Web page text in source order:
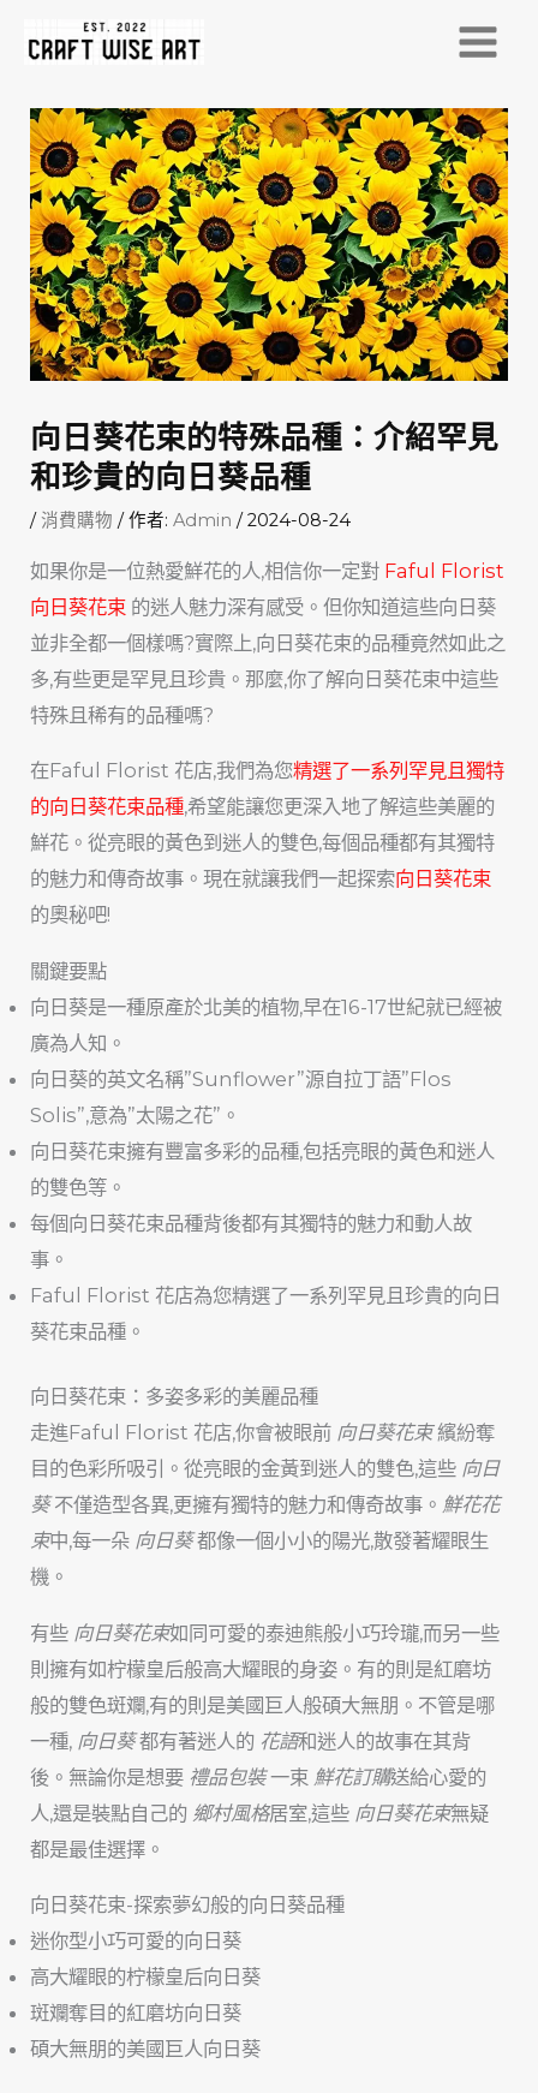
向日葵花束的特殊品種：介紹罕見
和珍貴的向日葵品種
/消費購物 / 作者:Admin/2024-08-24
如果你是一位熱愛鮮花的人,相信你一定對 Faful Florist
向日葵花束 的迷人魅力深有感受。但你知道這些向日葵
並非全都一個樣嗎?實際上,向日葵花束的品種竟然如此之
多,有些更是罕見且珍貴。那麼,你了解向日葵花束中這些
特殊且稀有的品種嗎?
在Faful Florist 花店,我們為您精選了一系列罕見且獨特
的向日葵花束品種,希望能讓您更深入地了解這些美麗的
鮮花。從亮眼的黃色到迷人的雙色,每個品種都有其獨特
的魅力和傳奇故事。現在就讓我們一起探索向日葵花束
的奧秘吧!
關鍵要點
向日葵是一種原產於北美的植物,早在16-17世紀就已經被
廣為人知。
向日葵的英文名稱”Sunflower”源自拉丁語”Flos
Solis”,意為”太陽之花”。
向日葵花束擁有豐富多彩的品種,包括亮眼的黃色和迷人
的雙色等。
每個向日葵花束品種背後都有其獨特的魅力和動人故
事。
Faful Florist 花店為您精選了一系列罕見且珍貴的向日
葵花束品種。
向日葵花束：多姿多彩的美麗品種
走進Faful Florist 花店,你會被眼前 向日葵花束繽紛奪
目的色彩所吸引。從亮眼的金黃到迷人的雙色,這些 向日
葵不僅造型各異,更擁有獨特的魅力和傳奇故事。 鮮花花
束中,每一朵 向日葵都像一個小小的陽光,散發著耀眼生
機。
有些 向日葵花束如同可愛的泰迪熊般小巧玲瓏,而另一些
則擁有如柠檬皇后般高大耀眼的身姿。有的則是紅磨坊
般的雙色斑斕,有的則是美國巨人般碩大無朋。不管是哪
一種, 向日葵都有著迷人的 花語和迷人的故事在其背
後。無論你是想要 禮品包裝一束 鮮花訂購送給心愛的
人,還是裝點自己的 鄉村風格居室,這些 向日葵花束無疑
都是最佳選擇。
向日葵花束-探索夢幻般的向日葵品種
迷你型小巧可愛的向日葵
高大耀眼的柠檬皇后向日葵
斑斕奪目的紅磨坊向日葵
碩大無朋的美國巨人向日葵